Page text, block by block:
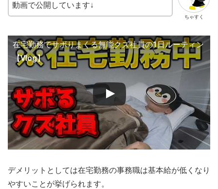
ちゃすく
動画で公開しています↓
在宅勤務でサボりまくる無能クズ社員の1日ルーティン
【Vlog】
デメリットとしては在宅勤務の事務職は基本給が低くなり
やすいことが挙げられます。